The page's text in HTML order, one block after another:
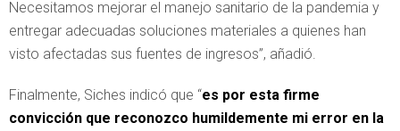
Necesitamos mejorar el manejo sanitario de la pandemia y
entregar adecuadas soluciones materiales a quienes han
visto afectadas sus fuentes de ingresos”, añadió.
Finalmente, Siches indicó que “es por esta firme
convicción que reconozco humildemente mi error en la